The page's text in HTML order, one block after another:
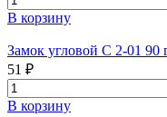
В корзину
Замок угловой С 2-01 90
51 ₽
В корзину